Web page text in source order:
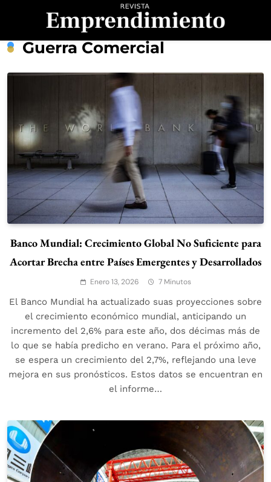
Revista
Emprendimiento
Guerra Comercial
Banco Mundial: Crecimiento Global No Suficiente para
Acortar Brecha entre Países Emergentes y Desarrollados
Enero 13, 2026 7 Minutos
El Banco Mundial ha actualizado suas proyecciones sobre
el crecimiento económico mundial, anticipando un
incremento del 2,6% para este año, dos décimas más de
lo que se había predicho en verano. Para el próximo año,
se espera un crecimiento del 2,7%, reflejando una leve
mejora en sus pronósticos. Estos datos se encuentran en
el informe…